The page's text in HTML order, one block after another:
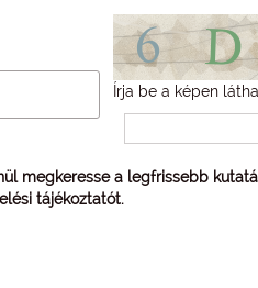
Írja be a képen
megkeresse a legfrissebb
tájékoztatót.